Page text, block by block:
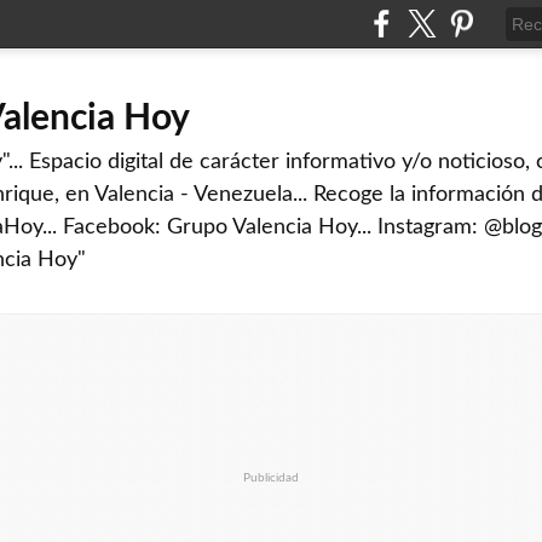
Hoy
Espacio digital de carácter informativo y/o noticioso,
en Valencia - Venezuela... Recoge la información
Facebook: Grupo Valencia Hoy... Instagram:
Hoy"
Publicidad